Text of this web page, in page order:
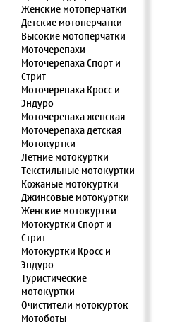
Женские мотоперчатки
Детские мотоперчатки
Высокие мотоперчатки
Моточерепахи
Моточерепаха Спорт и
Стрит
Моточерепаха Кросс и
Эндуро
Моточерепаха женская
Моточерепаха детская
Мотокуртки
Летние мотокуртки
Текстильные мотокуртки
Кожаные мотокуртки
Джинсовые мотокуртки
Женские мотокуртки
Мотокуртки Спорт и
Стрит
Мотокуртки Кросс и
Эндуро
Туристические
мотокуртки
Очистители мотокурток